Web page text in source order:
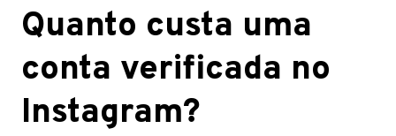
Quanto custa uma
conta verificada no
Instagram?